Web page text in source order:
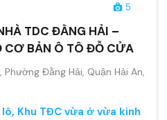
5
TDC ĐẰNG HẢI –
CƠ BẢN Ô TÔ ĐỖ CỬA
Phường Đằng Hải, Quận Hải An,
Khu TĐC vừa ở vừa kinh